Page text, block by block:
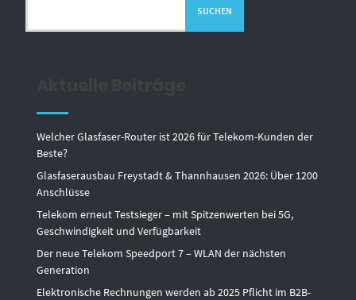
SUCHEN
Welcher Glasfaser-Router ist 2026 für Telekom-Kunden der
Beste?
Glasfaserausbau Freystadt & Thannhausen 2026: Über 1200
Anschlüsse
Telekom erneut Testsieger – mit Spitzenwerten bei 5G,
Geschwindigkeit und Verfügbarkeit
Der neue Telekom Speedport 7 – WLAN der nächsten
Generation
Elektronische Rechnungen werden ab 2025 Pflicht im B2B-